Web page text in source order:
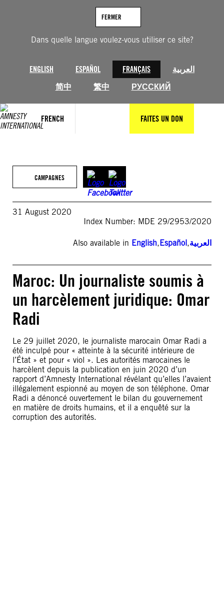
Dans quelle langue voulez-vous utiliser ce site?
ENGLISH ESPAÑOL FRANÇAIS
العربية
简中
繁中 РУССКИЙ
FERMER
FRENCH FAITES UN DON
CAMPAGNES
31 August 2020
Index Number: MDE 29/2953/2020
Also available in English,Español,العربية
Maroc: Un journaliste soumis à
un harcèlement juridique: Omar
Radi
Le 29 juillet 2020, le journaliste marocain Omar Radi a
été inculpé pour « atteinte à la sécurité intérieure de
l’État » et pour « viol ». Les autorités marocaines le
harcèlent depuis la publication en juin 2020 d’un
rapport d’Amnesty International révélant qu’elles l’avaient
illégalement espionné au moyen de son téléphone. Omar
Radi a dénoncé ouvertement le bilan du gouvernement
en matière de droits humains, et il a enquêté sur la
corruption des autorités.